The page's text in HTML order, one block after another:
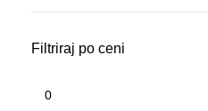
Filtriraj po ceni